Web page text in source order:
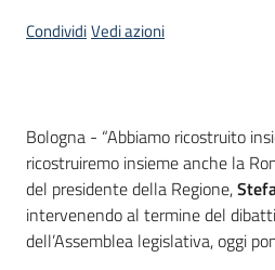
CondividiVedi azioni
Contenuto
Bologna - “Abbiamo ricostruito
ricostruiremo insieme anche la
del presidente della Regione,
intervenendo al termine del
dell’Assemblea legislativa, oggi